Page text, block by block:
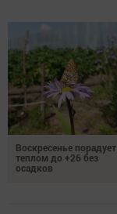
Воскресенье порадует
теплом до +26 без
осадков